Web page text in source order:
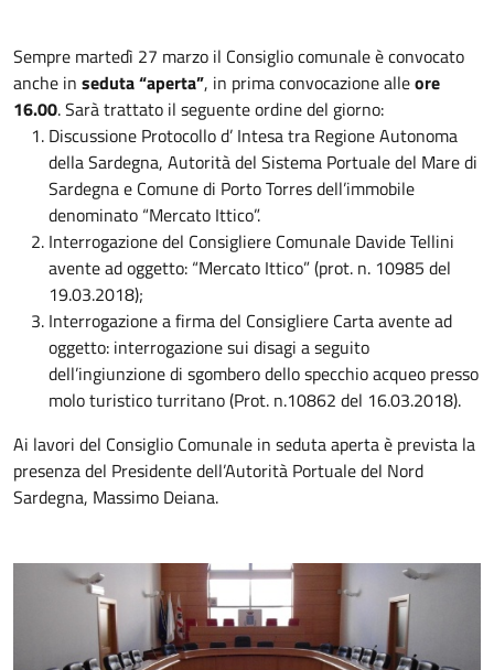
Sempre martedì 27 marzo il Consiglio comunale è convocato
anche in seduta “aperta”, in prima convocazione alleore
16.00. Sarà trattato il seguente ordine del giorno:
Discussione Protocollo d’ Intesa tra Regione Autonoma
della Sardegna, Autorità del Sistema Portuale del Mare di
Sardegna e Comune di Porto Torres dell’immobile
denominato “Mercato Ittico”.
Interrogazione del Consigliere Comunale Davide Tellini
avente ad oggetto: “Mercato Ittico” (prot. n. 10985 del
19.03.2018);
Interrogazione a firma del Consigliere Carta avente ad
oggetto: interrogazione sui disagi a seguito
dell’ingiunzione di sgombero dello specchio acqueo presso
molo turistico turritano (Prot. n.10862 del 16.03.2018).
Ai lavori del Consiglio Comunale in seduta aperta è prevista la
presenza del Presidente dell’Autorità Portuale del Nord
Sardegna, Massimo Deiana.